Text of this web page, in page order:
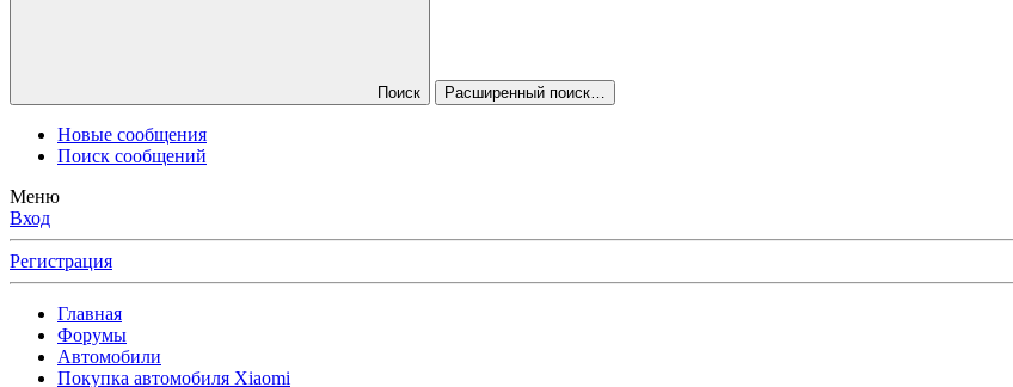
Поиск Расширенный поиск…
Новые сообщения
Поиск сообщений
Меню
Вход
Регистрация
Главная
Форумы
Автомобили
Покупка автомобиля Xiaomi